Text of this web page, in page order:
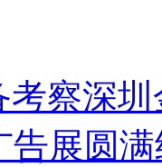
察深
告展圆